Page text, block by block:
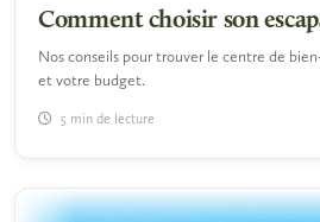
Comment choisir son
Nos conseils pour trouver le centre de
et votre budget.
5 min de lecture